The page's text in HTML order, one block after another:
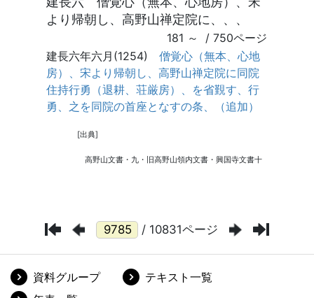
/ 10831ページ
資料グループ
テキスト一覧